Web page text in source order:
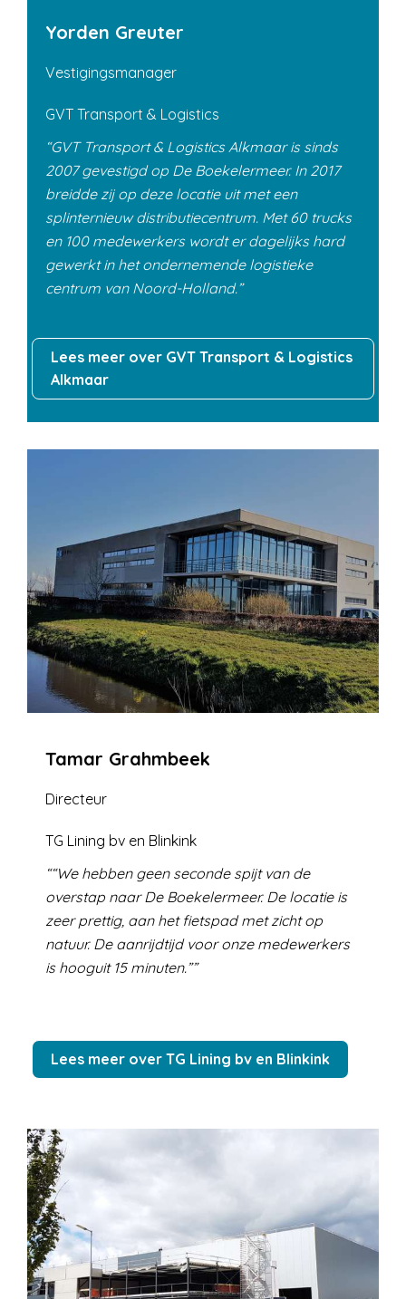
Yorden Greuter
Vestigingsmanager
GVT Transport & Logistics
GVT Transport & Logistics Alkmaar is sinds
2007 gevestigd op De Boekelermeer. In 2017
breidde zij op deze locatie uit met een
splinternieuw distributiecentrum. Met 60 trucks
en 100 medewerkers wordt er dagelijks hard
gewerkt in het ondernemende logistieke
centrum van Noord-Holland.
Lees meer over GVT Transport & Logistics
Alkmaar
Tamar Grahmbeek
Directeur
TG Lining bv en Blinkink
“We hebben geen seconde spijt van de
overstap naar De Boekelermeer. De locatie is
zeer prettig, aan het fietspad met zicht op
natuur. De aanrijdtijd voor onze medewerkers
is hooguit 15 minuten.”
Lees meer over TG Lining bv en Blinkink